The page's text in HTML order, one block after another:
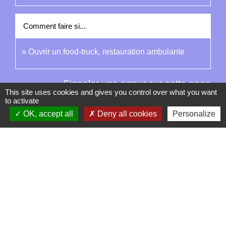
Comment faire si...
Ouvrir un food-truck, restauration ambulante
Signaler une erreur sur cette page
This site uses cookies and gives you control over what you want
to activate
OK, accept all
Deny all cookies Personalize